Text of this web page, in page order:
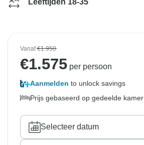
Leeftijden 18-35
Vanaf€1.950
€1.575 per persoon
Aanmelden to unlock savings
Prijs gebaseerd op gedeelde kamer
Selecteer datum